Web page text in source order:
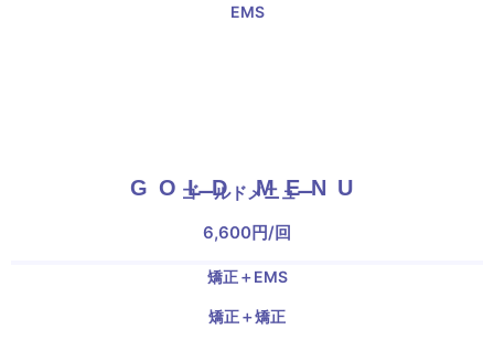
EMS
GOLD MENU
ゴールドメニュー
6,600円/回
矯正＋EMS
矯正＋矯正